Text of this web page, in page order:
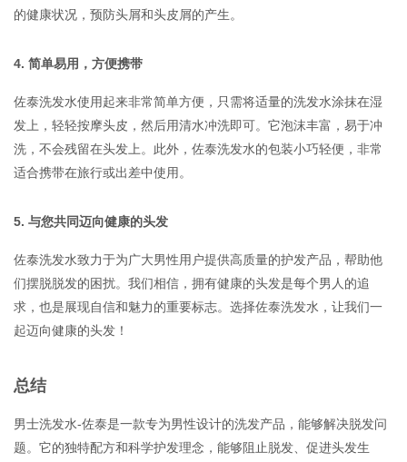
的健康状况，预防头屑和头皮屑的产生。
4. 简单易用，方便携带
佐泰洗发水使用起来非常简单方便，只需将适量的洗发水涂抹在湿
发上，轻轻按摩头皮，然后用清水冲洗即可。它泡沫丰富，易于冲
洗，不会残留在头发上。此外，佐泰洗发水的包装小巧轻便，非常
适合携带在旅行或出差中使用。
5. 与您共同迈向健康的头发
佐泰洗发水致力于为广大男性用户提供高质量的护发产品，帮助他
们摆脱脱发的困扰。我们相信，拥有健康的头发是每个男人的追
求，也是展现自信和魅力的重要标志。选择佐泰洗发水，让我们一
起迈向健康的头发！
总结
男士洗发水-佐泰是一款专为男性设计的洗发产品，能够解决脱发问
题。它的独特配方和科学护发理念，能够阻止脱发、促进头发生